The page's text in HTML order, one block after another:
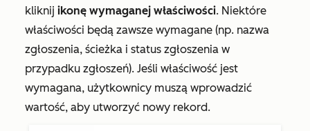
kliknij ikonę wymaganej właściwości. Niektóre
właściwości będą zawsze wymagane (np. nazwa
zgłoszenia, ścieżka i status zgłoszenia w
przypadku zgłoszeń). Jeśli właściwość jest
wymagana, użytkownicy muszą wprowadzić
wartość, aby utworzyć nowy rekord.